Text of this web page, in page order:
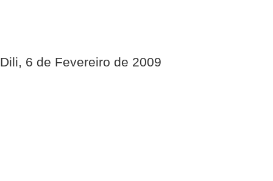
Dili, 6 de Fevereiro de 2009